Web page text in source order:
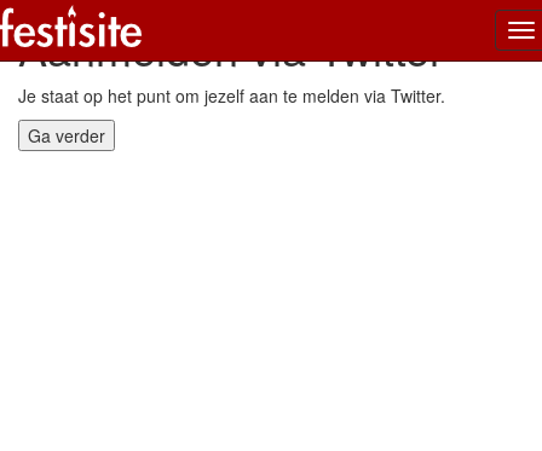
Aanmelden via Twitter
Je staat op het punt om jezelf aan te melden via Twitter.
Ga verder